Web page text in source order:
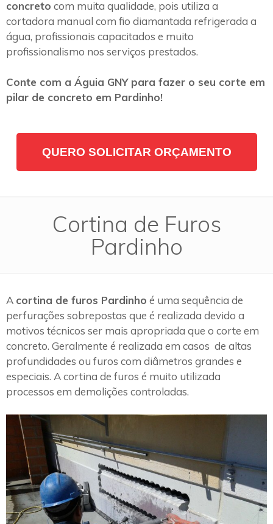
concreto com muita qualidade, pois utiliza a
cortadora manual com fio diamantada refrigerada a
água, profissionais capacitados e muito
profissionalismo nos serviços prestados.
Conte com a Águia GNY para fazer o seu corte em
pilar de concreto em Pardinho!
QUERO SOLICITAR ORÇAMENTO
Cortina de Furos
Pardinho
A cortina de furos Pardinho é uma sequência de
perfurações sobrepostas que é realizada devido a
motivos técnicos ser mais apropriada que o corte em
concreto. Geralmente é realizada em casos de altas
profundidades ou furos com diâmetros grandes e
especiais. A cortina de furos é muito utilizada
processos em demolições controladas.